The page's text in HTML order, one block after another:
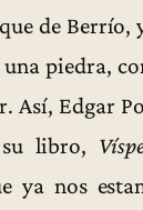
de Berrío,
piedra,
Así, Edgar
libro,
ya nos